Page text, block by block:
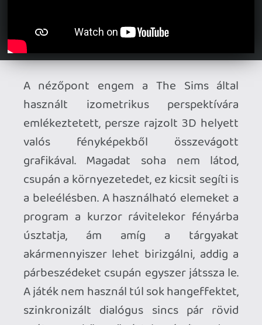
böngészőből
, viszont nálam perceken
keresztül töltött, amire el tudtam
indítani. Nem tudom, hogy ez a
netkapcsolat kérdés-e, de ha valaki nem
akar várni, annak ott a linkelt videó.
Pro:
rövid;
a szürreális korlenyomat;
a Simset idéző perspektíva;
oké háttérzene;
ööö... ingyenes;
Kontra:
fárasztó humor;